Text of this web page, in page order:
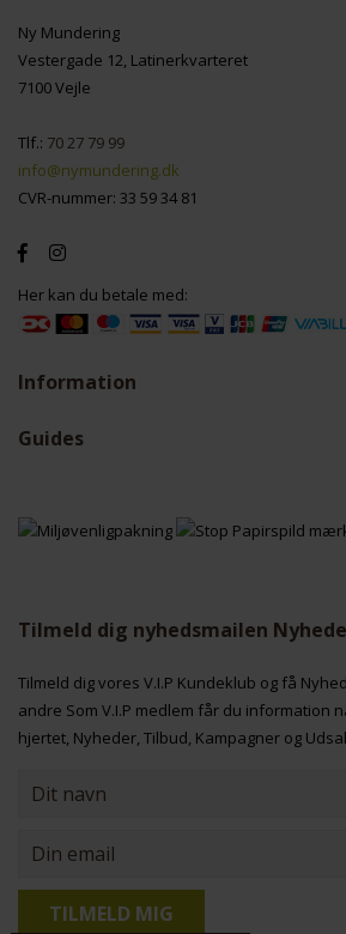
Ny Mundering
Vestergade 12, Latinerkvarteret
7100 Vejle
Tlf.: 70 27 79 99
info@nymundering.dk
CVR-nummer: 33 59 34 81
Her kan du betale med:
Information
Guides
Tilmeld dig nyhedsmailen
Tilmeld dig vores V.I.P Kundeklub og få
andre Som V.I.P medlem får du information
hjertet, Nyheder, Tilbud, Kampagner og